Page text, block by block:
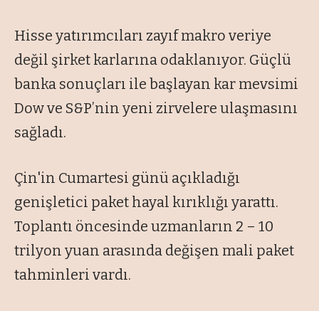
Hisse yatırımcıları zayıf makro veriye
değil şirket karlarına odaklanıyor. Güçlü
banka sonuçları ile başlayan kar mevsimi
Dow ve S&P’nin yeni zirvelere ulaşmasını
sağladı.
Çin'in Cumartesi günü açıkladığı
genişletici paket hayal kırıklığı yarattı.
Toplantı öncesinde uzmanların 2 – 10
trilyon yuan arasında değişen mali paket
tahminleri vardı.